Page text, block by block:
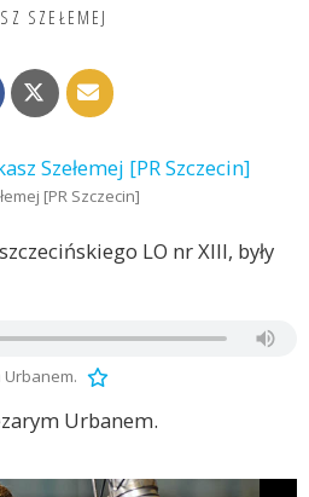
SZEŁEMEJ
[PR Szczecin]
LO nr XIII, były
Urbanem.
Urbanem.